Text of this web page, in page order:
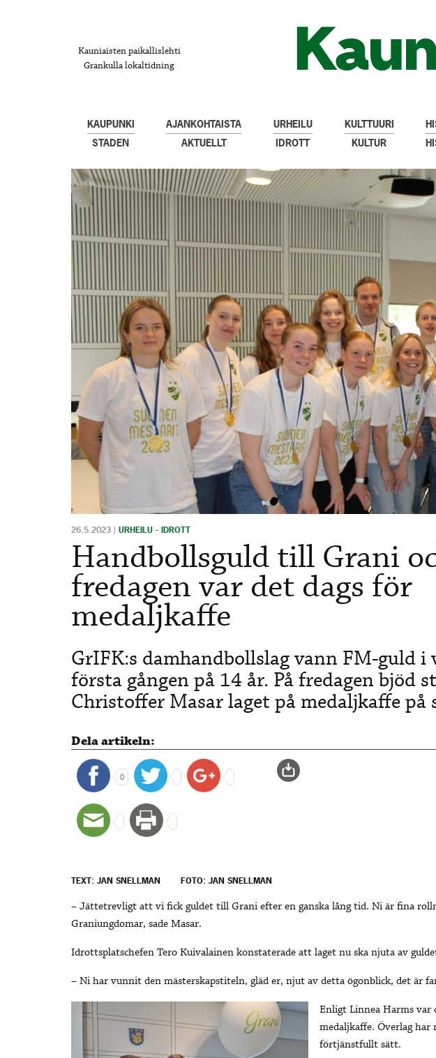
Kauniaisten paikallislehti
Grankulla lokaltidning
KAUPUNKI
STADEN
AJANKOHTAISTA
AKTUELLT
URHEILU
IDROTT
KULTTUURI
KULTUR
26.5.2023 | URHEILU - IDROTT
Handbollsguld till Grani
fredagen var det dags för
medaljkaffe
GrIFK:s damhandbollslag vann FM-guld
första gången på 14 år. På fredagen bjöd
Christoffer Masar laget på medaljkaffe på
Dela artikeln:
0
TEXT: JAN SNELLMAN FOTO: JAN SNELLMAN
– Jättetrevligt att vi fick guldet till Grani efter en ganska lång tid. Ni är fina
Graniungdomar, sade Masar.
Idrottsplatschefen Tero Kuivalainen konstaterade att laget nu ska njuta av
– Ni har vunnit den mästerskapstiteln, gläd er, njut av detta ögonblick, det är
Enligt Linnea Harms
medaljkaffe. Överlag
förtjänstfullt sätt.